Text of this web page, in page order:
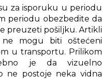
za isporuku u periodu
periodu obezbedite da
preuzeti pošiljku. Artikli
mogu biti oštećeni
u transportu. Prilikom
je da vizuelno
ne postoje neka vidna